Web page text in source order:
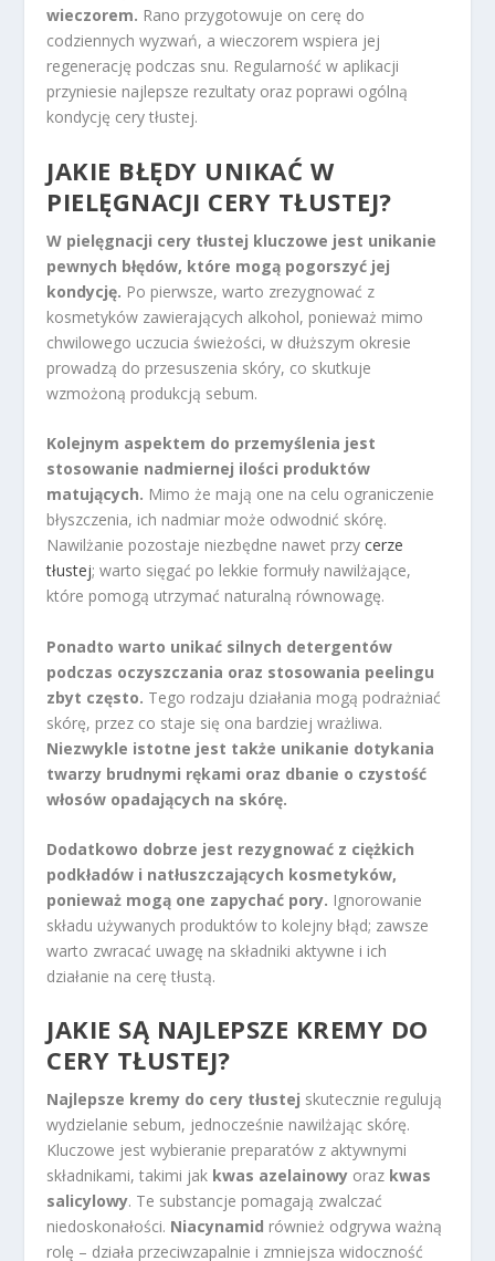
wieczorem. Rano przygotowuje on cerę do
codziennych wyzwań, a wieczorem wspiera jej
regenerację podczas snu. Regularność w aplikacji
przyniesie najlepsze rezultaty oraz poprawi ogólną
kondycję cery tłustej.
JAKIE BŁĘDY UNIKAĆ W
PIELĘGNACJI CERY TŁUSTEJ?
W pielęgnacji cery tłustej kluczowe jest unikanie
pewnych błędów, które mogą pogorszyć jej
kondycję. Po pierwsze, warto zrezygnować z
kosmetyków zawierających alkohol, ponieważ mimo
chwilowego uczucia świeżości, w dłuższym okresie
prowadzą do przesuszenia skóry, co skutkuje
wzmożoną produkcją sebum.
Kolejnym aspektem do przemyślenia jest
stosowanie nadmiernej ilości produktów
matujących. Mimo że mają one na celu ograniczenie
błyszczenia, ich nadmiar może odwodnić skórę.
Nawilżanie pozostaje niezbędne nawet przycerze
tłustej; warto sięgać po lekkie formuły nawilżające,
które pomogą utrzymać naturalną równowagę.
Ponadto warto unikać silnych detergentów
podczas oczyszczania oraz stosowania peelingu
zbyt często. Tego rodzaju działania mogą podrażniać
skórę, przez co staje się ona bardziej wrażliwa.
Niezwykle istotne jest także unikanie dotykania
twarzy brudnymi rękami oraz dbanie o czystość
włosów opadających na skórę.
Dodatkowo dobrze jest rezygnować z ciężkich
podkładów i natłuszczających kosmetyków,
ponieważ mogą one zapychać pory. Ignorowanie
składu używanych produktów to kolejny błąd; zawsze
warto zwracać uwagę na składniki aktywne i ich
działanie na cerę tłustą.
JAKIE SĄ NAJLEPSZE KREMY DO
CERY TŁUSTEJ?
Najlepsze kremy do cery tłustej skutecznie regulują
wydzielanie sebum, jednocześnie nawilżając skórę.
Kluczowe jest wybieranie preparatów z aktywnymi
składnikami, takimi jak kwas azelainowy oraz kwas
salicylowy. Te substancje pomagają zwalczać
niedoskonałości. Niacynamid również odgrywa ważną
rolę – działa przeciwzapalnie i zmniejsza widoczność